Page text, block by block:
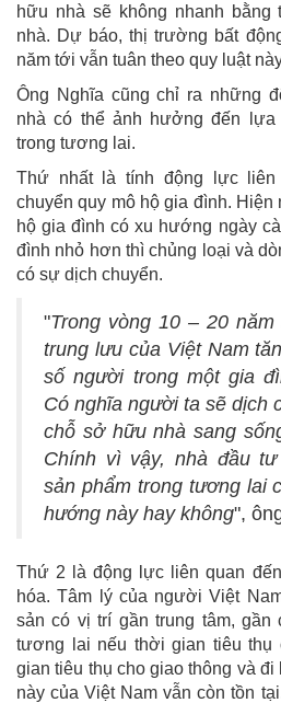
hữu nhà sẽ không nhanh bằng
nhà. Dự báo, thị trường bất
năm tới vẫn tuân theo quy luật
Ông Nghĩa cũng chỉ ra những
nhà có thể ảnh hưởng đến lựa
trong tương lai.
Thứ nhất là tính động lực
chuyển quy mô hộ gia đình. Hiện
hộ gia đình có xu hướng ngày
đình nhỏ hơn thì chủng loại và
có sự dịch chuyển.
"Trong vòng 10 – 20
trung lưu của Việt Nam
số người trong một gia
Có nghĩa người ta sẽ dịch
chỗ sở hữu nhà sang
Chính vì vậy, nhà đầu
sản phẩm trong tương lai
hướng này hay không",
Thứ 2 là động lực liên quan
hóa. Tâm lý của người Việt
sản có vị trí gần trung tâm, gần
tương lai nếu thời gian tiêu thụ
gian tiêu thụ cho giao thông và
này của Việt Nam vẫn còn tồn